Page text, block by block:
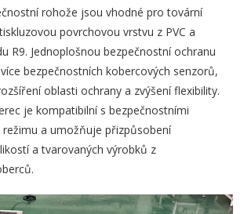
rohože jsou vhodné pro tovární
povrchovou vrstvu z PVC a
R9. Jednoplošnou bezpečnostní ochranu
bezpečnostních kobercových senzorů,
oblasti ochrany a zvýšení flexibility.
je kompatibilní s bezpečnostními
režimu a umožňuje přizpůsobení
a tvarovaných výrobků z